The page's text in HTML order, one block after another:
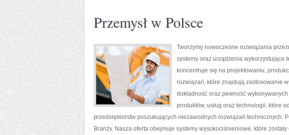
Przemysł w Polsce
Tworzymy nowoczesne rozwiązania
systemy oraz urządzenia wykorzystujące
koncentruje się na projektowaniu,
rozwiązań, które znajdują zastosowanie
dokładność oraz pewność
produktów, usług oraz technologii, które
przedsiębiorstw poszukujących niezawodnych rozwiązań technicznych.
Branży. Nasza oferta obejmuje systemy wysokociśnieniowe, które